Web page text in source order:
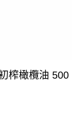
榨橄欖油 500